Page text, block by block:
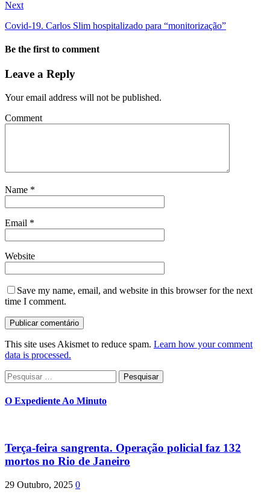
Next
Covid-19. Carlos Slim hospitalizado para “monitorização”
Be the first to comment
Leave a Reply
Your email address will not be published.
Comment
Name *
Email *
Website
Save my name, email, and website in this browser for the next
time I comment.
This site uses Akismet to reduce spam. Learn how your comment
data is processed.
Pesquisar
por:
O Expediente Ao Minuto
Terça-feira sangrenta. Operação policial faz 132
mortos no Rio de Janeiro
29 Outubro, 2025 0